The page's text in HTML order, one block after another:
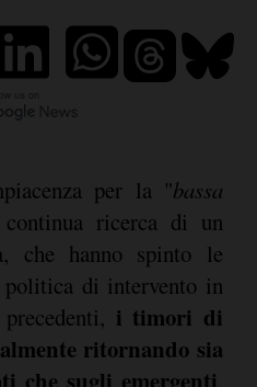
per la "bassa
ricerca di un
che hanno spinto le
politica di intervento in
i timori di
ritornando sia
che sugli emergenti.